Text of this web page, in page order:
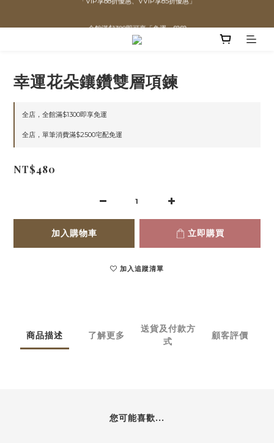
全館滿$1300即可享「免運」♡♡
幸運花朵鑲鑽雙層項鍊
全店，全館滿$1300即享免運
全店，單筆消費滿$2500宅配免運
NT$480
加入購物車 立即購買
加入追蹤清單
商品描述 了解更多
送貨及付款方
式
顧客評價
您可能喜歡...